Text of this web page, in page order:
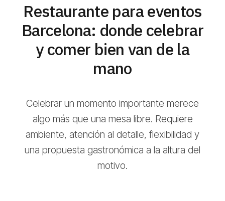
Restaurante para eventos
Barcelona: donde celebrar
y comer bien van de la
mano
Celebrar un momento importante merece
algo más que una mesa libre. Requiere
ambiente, atención al detalle, flexibilidad y
una propuesta gastronómica a la altura del
motivo.